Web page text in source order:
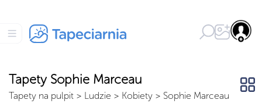
Tapety Sophie Marceau
Tapety na pulpit > Ludzie > Kobiety > Sophie Marceau